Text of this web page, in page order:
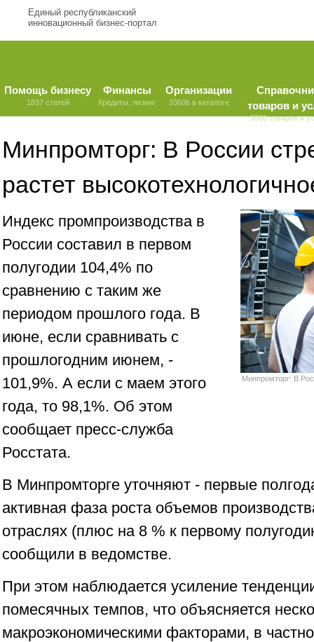
Единый республиканский
инновационный бизнес-портал
Помощь бизнесу
1837 статей
Финансы
Кредиты, лизинг
Организации
33606 в каталоге
товаров и
9580 товаров и
Минпромторг: В России
растет
Минпромторг: В
Индекс промпроизводства в
России составил в первом
полугодии 104,4% по
сравнению с таким же
периодом прошлого года. В
июне, если сравнивать с
прошлогодним июнем, -
101,9%. А если с маем этого
года, то 98,1%. Об этом
сообщает пресс-служба
Росстата.
В Минпромторге уточняют - первые
активная фаза роста объемов
отраслях (плюс на 8 % к первому
сообщили в ведомстве.
При этом наблюдается усиление
помесячных темпов, что объясняется
макроэкономическими факторами, в